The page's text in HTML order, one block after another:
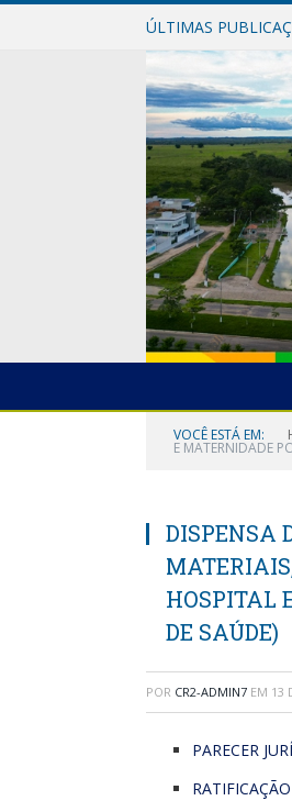
ÚLTIMAS
VOCÊ ESTÁ EM:
E MATERNIDADE
DISPENSA
HOSPITAL
DE SAÚDE)
POR CR2-ADMIN7 EM 13
PARECER